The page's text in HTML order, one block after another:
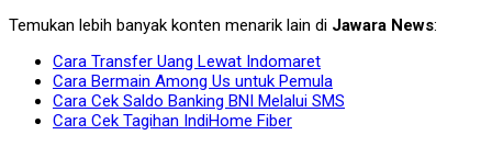
Temukan lebih banyak konten menarik lain di Jawara News:
Cara Transfer Uang Lewat Indomaret
Cara Bermain Among Us untuk Pemula
Cara Cek Saldo Banking BNI Melalui SMS
Cara Cek Tagihan IndiHome Fiber